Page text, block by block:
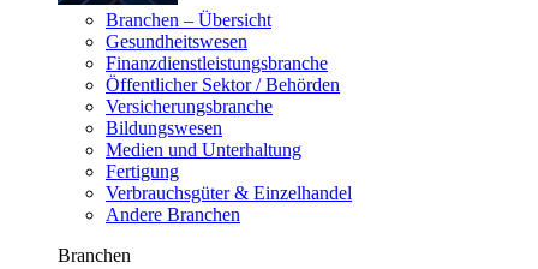
Branchen – Übersicht
Gesundheitswesen
Finanzdienstleistungsbranche
Öffentlicher Sektor / Behörden
Versicherungsbranche
Bildungswesen
Medien und Unterhaltung
Fertigung
Verbrauchsgüter & Einzelhandel
Andere Branchen
Branchen